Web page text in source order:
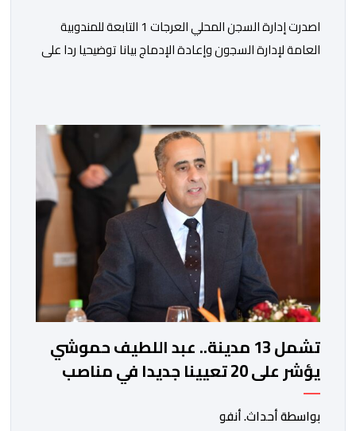
اصدرت إدارة السجن المحلي العرجات 1 التابعة للمندوبية
العامة لإدارة السجون وإعادة الإدماج بيانا توضيحيا ردا على
ذاتها، وذلك لتنوير الرأي العام بالحقائق والمعطيات
الدقيقة.واوضحت إدارة المؤسسة السجنية أن المعني بالأمر
يستفيد منذ إيداعه من تتبع طبي منتظم ومستمر وفقا […]
تشمل 13 مدينة.. عبد اللطيف حموشي
يؤشر على 20 تعيينا جديدا في مناصب
المسؤولية بمصالح الأمن الوطني
بواسطة أحداث. أنفو